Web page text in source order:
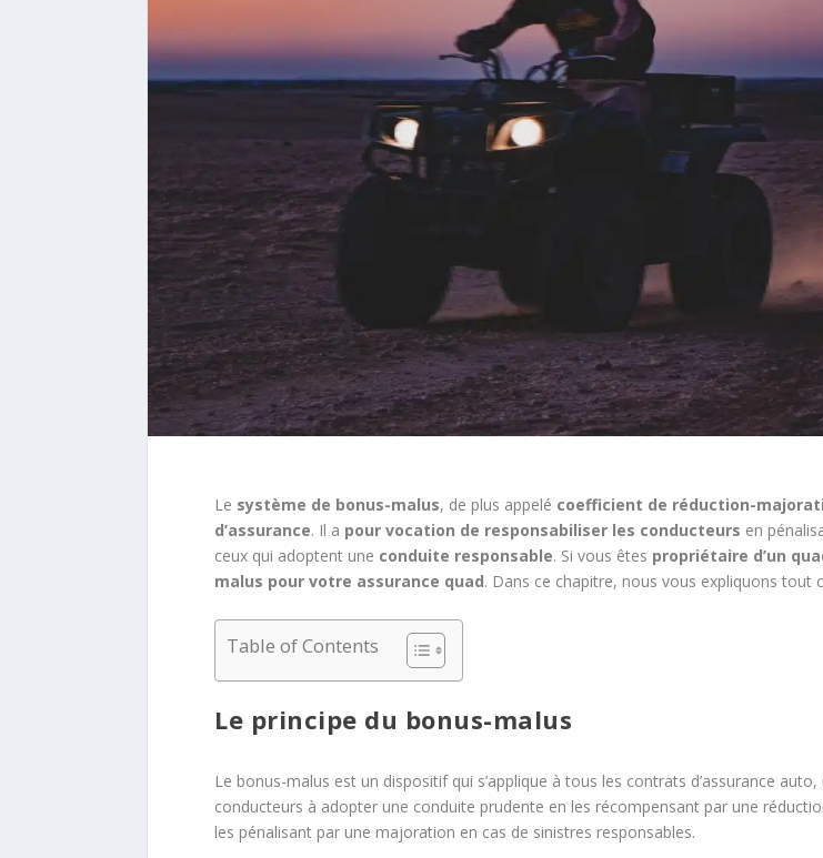
Le système de bonus-malus, de plus appelé coefficient de réduction-
d’assurance. Il a pour vocation de responsabiliser les conducteurs en
ceux qui adoptent une conduite responsable. Si vous êtes propriétaire d’un
malus pour votre assurance quad. Dans ce chapitre, nous vous expliquons tout
Table of Contents
Le principe du bonus-malus
Le bonus-malus est un dispositif qui s’applique à tous les contrats d’assurance
conducteurs à adopter une conduite prudente en les récompensant par une
les pénalisant par une majoration en cas de sinistres responsables.